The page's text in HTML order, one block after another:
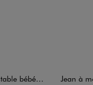
garçon
Jean à